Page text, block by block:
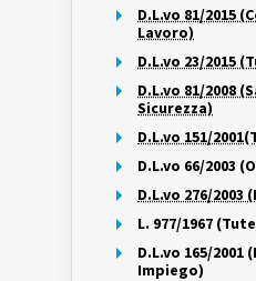
D.L.vo 81/2015
Lavoro)
D.L.vo 23/2015
D.L.vo 81/2008
Sicurezza)
D.L.vo 151/
D.L.vo 66/2003
D.L.vo 276/
L. 977/1967
D.L.vo 165/2001
Impiego)